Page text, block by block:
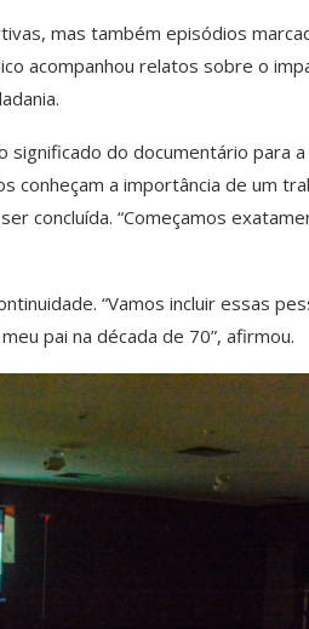
mas também episódios
acompanhou relatos sobre o
significado do documentário para
conheçam a importância de um
concluída. “Começamos
“Vamos incluir essas
pai na década de 70”, afirmou.